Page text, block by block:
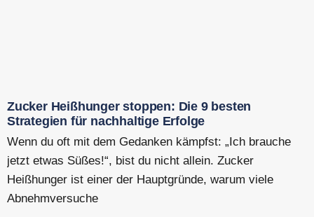
Zucker Heißhunger stoppen: Die 9 besten
Strategien für nachhaltige Erfolge
Wenn du oft mit dem Gedanken kämpfst: „Ich brauche
jetzt etwas Süßes!“, bist du nicht allein. Zucker
Heißhunger ist einer der Hauptgründe, warum viele
Abnehmversuche